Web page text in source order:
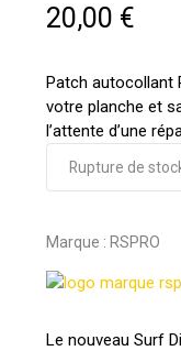
20,00 €
Patch autocollant
votre planche et
l’attente d’une
Rupture de
Marque : RSPRO
Le nouveau Surf